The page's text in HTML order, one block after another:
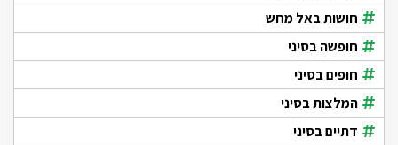
חושות באל מחש
חופשה בסיני
חופים בסיני
המלצות בסיני
דתיים בסיני